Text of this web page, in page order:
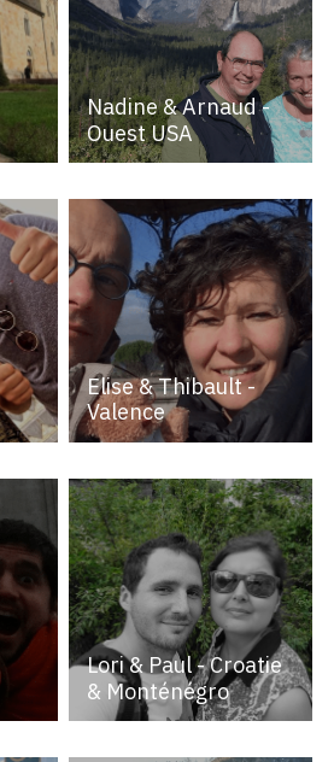
Nadine & Arnaud -
Ouest USA
Elise & Thibault -
Valence
Lori & Paul - Croatie
& Monténégro